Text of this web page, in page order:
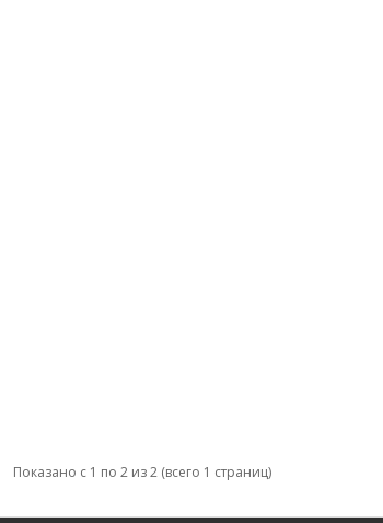
Показано с 1 по 2 из 2 (всего 1 страниц)